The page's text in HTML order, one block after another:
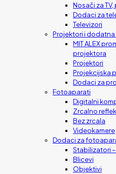
Nosači za
Dodaci za
Televizori
Projektori i dodatna
MIT ALEX
projektora
Projektori
Projekcijska
Dodaci za
Fotoaparati
Digitalni
Zrcalno
Bez zrcala
Videokamere
Dodaci za
Stabilizatori
Blicevi
Objektivi